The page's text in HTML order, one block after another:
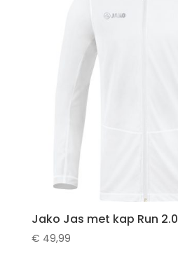
Jako Jas met kap Run 2.0
€ 49,99